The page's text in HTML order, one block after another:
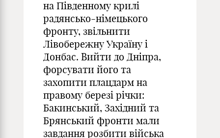
на Південному крилі
радянсько-німецького
фронту, звільнити
Лівобережну Україну і
Донбас. Вийти до Дніпра,
форсувати його та
захопити плацдарм на
правому березі річки:
Бакинський, Західний та
Брянський фронти мали
завдання розбити війська